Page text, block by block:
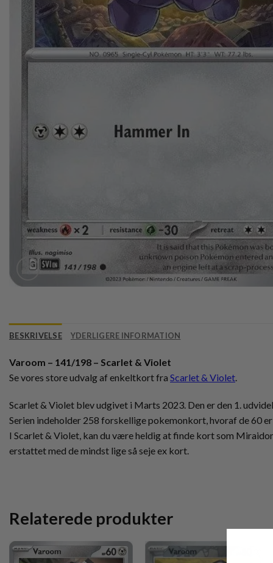
BESKRIVELSE YDERLIGERE INFORMATION
Varoom – 141/198 – Scarlet & Violet
Se vores store udvalg af enkeltkort fra Scarlet & Violet
Scarlet & Violet blev udgivet i Marts 2023. Den er den 1.
Serien indeholder 258 forskellige pokemonkort, hvoraf de 60
I Scarlet & Violet, kan du være heldig at finde kort som
erstattet med de mindst lige så seje ex kort.
Relaterede produkter